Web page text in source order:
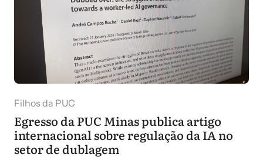
Filhos da PUC
Egresso da PUC Minas publica artigo
internacional sobre regulação da IA no
setor de dublagem